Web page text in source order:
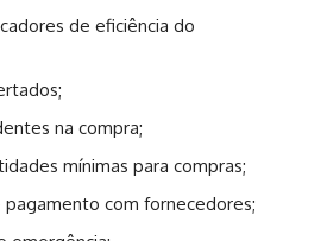
de eficiência do
na compra;
mínimas para compras;
com fornecedores;